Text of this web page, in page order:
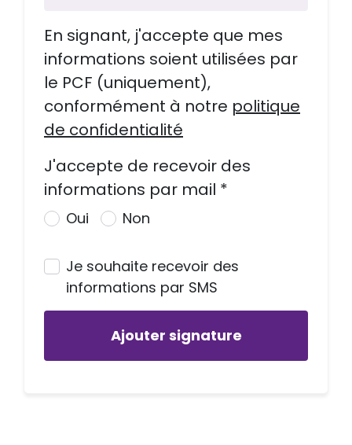
En signant, j'accepte que mes
informations soient utilisées par
le PCF (uniquement),
conformément à notre politique
de confidentialité
J'accepte de recevoir des
informations par mail *
Oui Non
Je souhaite recevoir des
informations par SMS